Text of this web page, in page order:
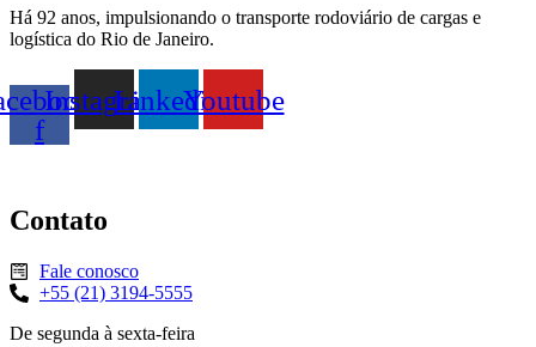
Há 92 anos, impulsionando o transporte rodoviário de cargas e
logística do Rio de Janeiro.
f
InstagramLinkedinYoutube
Contato
Fale conosco
+55 (21) 3194-5555
De segunda à sexta-feira